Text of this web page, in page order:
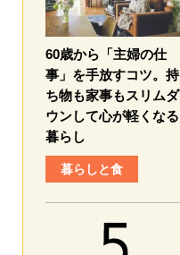
60歳から「主婦の仕
事」を手放すコツ。持
ち物も家事もスリムダ
ウンして心が軽くなる
暮らし
暮らしと食